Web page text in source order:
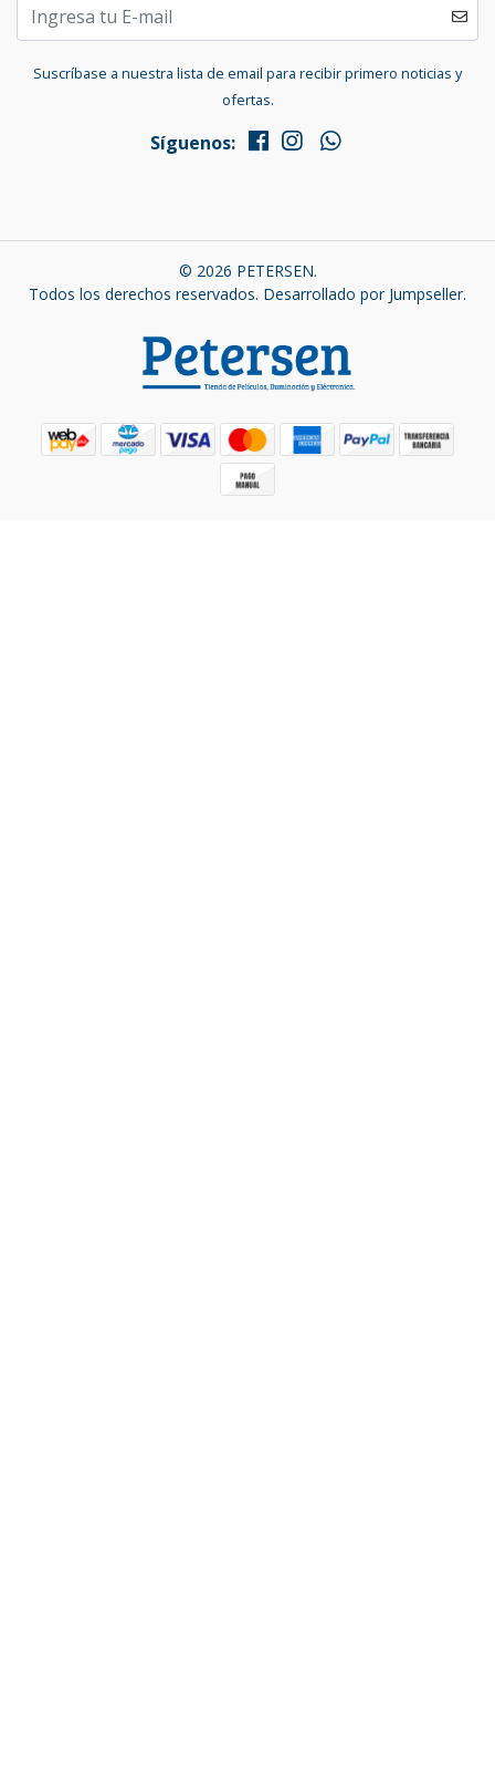
Suscríbase a nuestra lista de email para recibir primero noticias y
ofertas.
Síguenos:
© 2026 PETERSEN.
Todos los derechos reservados. Desarrollado por Jumpseller.